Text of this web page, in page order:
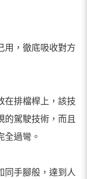
用，徹底吸收對方
在排檔桿上，該技
的駕駛技術，而且
全過彎。
同手腳般，達到人